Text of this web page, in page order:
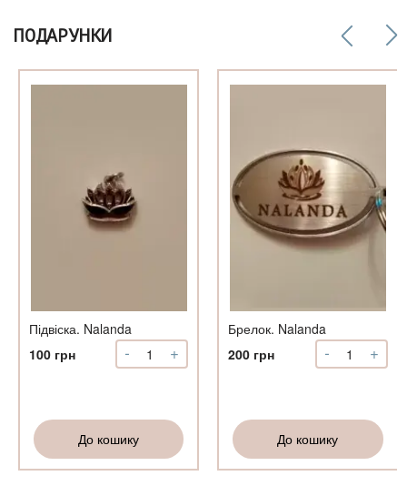
ПОДАРУНКИ
Підвіска. Nalanda
100 грн -
Підвіска.
Nalanda
+
До кошику
Брелок. Nalanda
200 грн -
Брелок.
Nalanda
+
До кошику